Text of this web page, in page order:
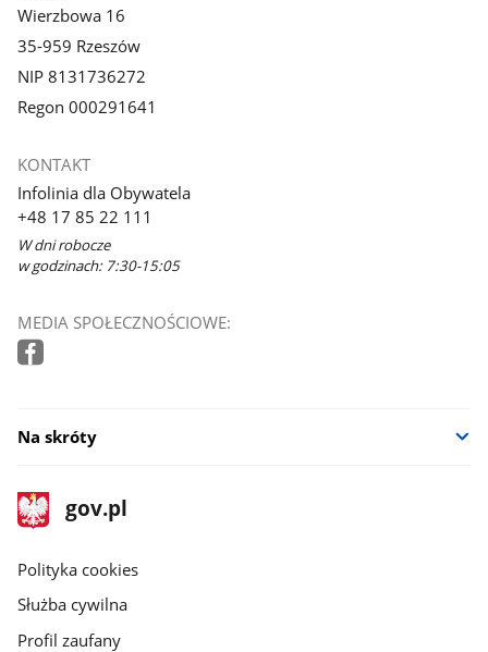
Wierzbowa 16
35-959 Rzeszów
NIP 8131736272
Regon 000291641
KONTAKT
Infolinia dla Obywatela
+48 17 85 22 111
W dni robocze
w godzinach: 7:30-15:05
MEDIA SPOŁECZNOŚCIOWE:
Na skróty
stopka
gov.pl
Strona
gov.pl
gov.pl
Polityka cookies
Służba cywilna
Profil zaufany